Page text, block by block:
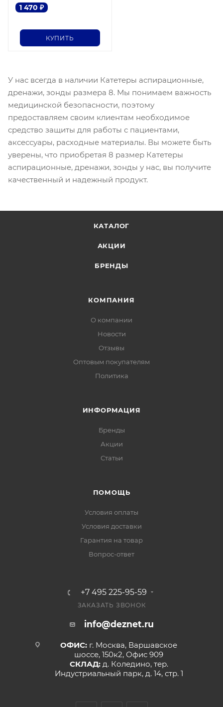
1 470 ₽
КУПИТЬ
У нас всегда в наличии Катетеры аспирационные,
дренажи, зонды размера 8. Мы понимаем важность
медицинской безопасности, поэтому
предоставляем своим клиентам необходимое
средство защиты для работы с пациентами,
аксессуары, расходные материалы. Вы можете быть
уверены, что приобретая 8 размер Катетеры
аспирационные, дренажи, зонды у нас, вы получите
качественный и надежный продукт.
КАТАЛОГ
АКЦИИ
БРЕНДЫ
КОМПАНИЯ
О компании
Новости
Отзывы
Оптовым покупателям
Политика
ИНФОРМАЦИЯ
Бренды
Акции
Статьи
ПОМОЩЬ
Условия оплаты
Условия доставки
Гарантия на товар
Вопрос-ответ
+7 495 225-95-59
ЗАКАЗАТЬ ЗВОНОК
info@deznet.ru
ОФИС: г. Москва, Варшавское
шоссе, 150к2, Офис 909
СКЛАД: д. Коледино, тер.
Индустриальный парк, д. 14, стр. 1